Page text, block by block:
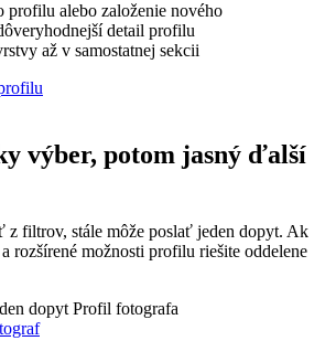
profilu alebo založenie nového
detail profilu
až v samostatnej sekcii
výber, potom jasný ďalší
filtrov, stále môže poslať jeden dopyt. Ak
rozšírené možnosti profilu riešite oddelene
dopyt Profil fotografa